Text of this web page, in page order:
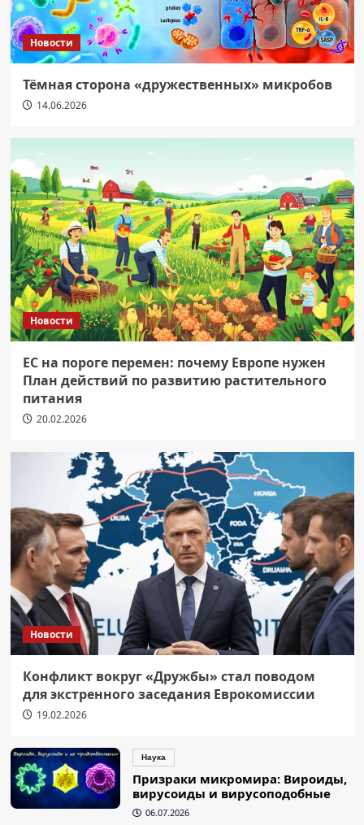
Новости
Тёмная сторона «дружественных» микробов
14.06.2026
Новости
ЕС на пороге перемен: почему Европе нужен
План действий по развитию растительного
питания
20.02.2026
Новости
Конфликт вокруг «Дружбы» стал поводом
для экстренного заседания Еврокомиссии
19.02.2026
Наука
Призраки микромира: Вироиды,
вирусоиды и вирусоподобные
06.07.2026